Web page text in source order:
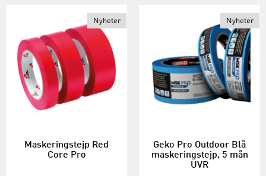
Nyheter
Maskeringstejp Red
Core Pro
Nyheter
Geko Pro Outdoor Blå
maskeringstejp, 5 mån
UVR